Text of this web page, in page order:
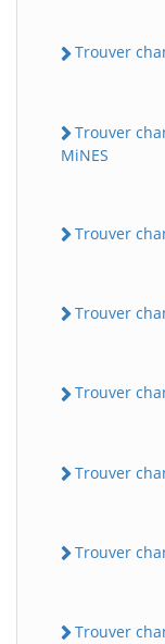
Trouver
Trouver
MiNES
Trouver
Trouver
Trouver
Trouver
Trouver
Trouver